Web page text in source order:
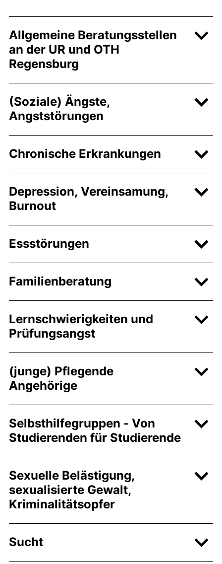
Allgemeine Beratungsstellen
an der UR und OTH
Regensburg
(Soziale) Ängste,
Angststörungen
Chronische Erkrankungen
Depression, Vereinsamung,
Burnout
Essstörungen
Familienberatung
Lernschwierigkeiten und
Prüfungsangst
(junge) Pflegende
Angehörige
Selbsthilfegruppen - Von
Studierenden für Studierende
Sexuelle Belästigung,
sexualisierte Gewalt,
Kriminalitätsopfer
Sucht